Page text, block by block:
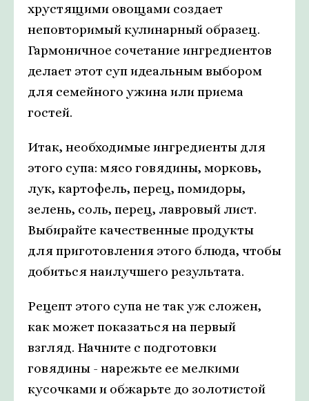
хрустящими овощами создает
неповторимый кулинарный образец.
Гармоничное сочетание ингредиентов
делает этот суп идеальным выбором
для семейного ужина или приема
гостей.
Итак, необходимые ингредиенты для
этого супа: мясо говядины, морковь,
лук, картофель, перец, помидоры,
зелень, соль, перец, лавровый лист.
Выбирайте качественные продукты
для приготовления этого блюда, чтобы
добиться наилучшего результата.
Рецепт этого супа не так уж сложен,
как может показаться на первый
взгляд. Начните с подготовки
говядины - нарежьте ее мелкими
кусочками и обжарьте до золотистой